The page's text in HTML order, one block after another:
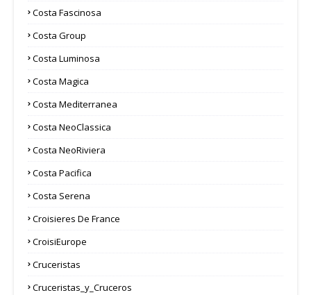
Costa Fascinosa
Costa Group
Costa Luminosa
Costa Magica
Costa Mediterranea
Costa NeoClassica
Costa NeoRiviera
Costa Pacifica
Costa Serena
Croisieres De France
CroisiEurope
Cruceristas
Cruceristas_y_Cruceros